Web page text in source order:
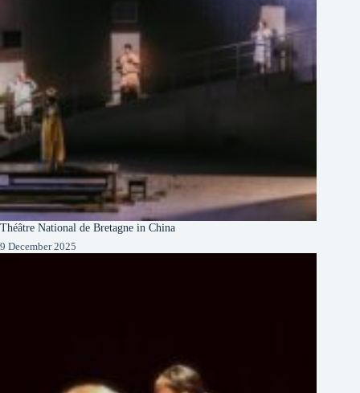
Théâtre National de Bretagne in China
9 December 2025